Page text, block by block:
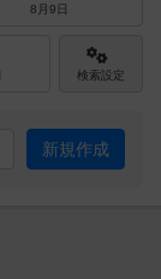
8月9日
検索設定
新規作成